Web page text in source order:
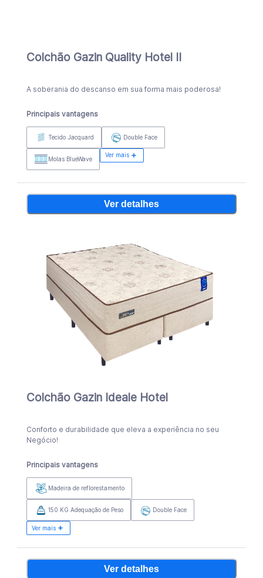
Colchão Gazin Quality Hotel II
A soberania do descanso em sua forma mais poderosa!
Principais vantagens
Tecido Jacquard Double Face
Molas BlueWave
Ver mais
Ver detalhes
Colchão Gazin Ideale Hotel
Conforto e durabilidade que eleva a experiência no seu
Negócio!
Principais vantagens
Madeira de reflorestamento
150 KG Adequação de Peso Double Face
Ver mais
Ver detalhes